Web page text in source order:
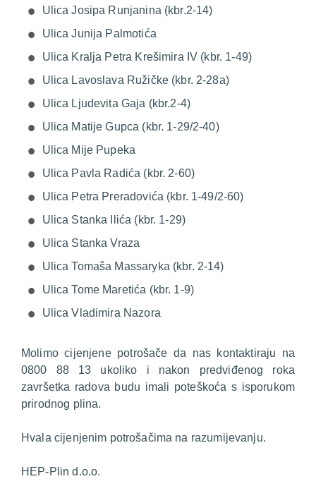
Ulica Josipa Runjanina (kbr.2-14)
Ulica Junija Palmotića
Ulica Kralja Petra Krešimira IV (kbr. 1-49)
Ulica Lavoslava Ružičke (kbr. 2-28a)
Ulica Ljudevita Gaja (kbr.2-4)
Ulica Matije Gupca (kbr. 1-29/2-40)
Ulica Mije Pupeka
Ulica Pavla Radića (kbr. 2-60)
Ulica Petra Preradovića (kbr. 1-49/2-60)
Ulica Stanka Ilića (kbr. 1-29)
Ulica Stanka Vraza
Ulica Tomaša Massaryka (kbr. 2-14)
Ulica Tome Maretića (kbr. 1-9)
Ulica Vladimira Nazora
Molimo cijenjene potrošače da nas kontaktiraju na
0800 88 13 ukoliko i nakon predviđenog roka
završetka radova budu imali poteškoća s isporukom
prirodnog plina.
Hvala cijenjenim potrošačima na razumijevanju.
HEP-Plin d.o.o.